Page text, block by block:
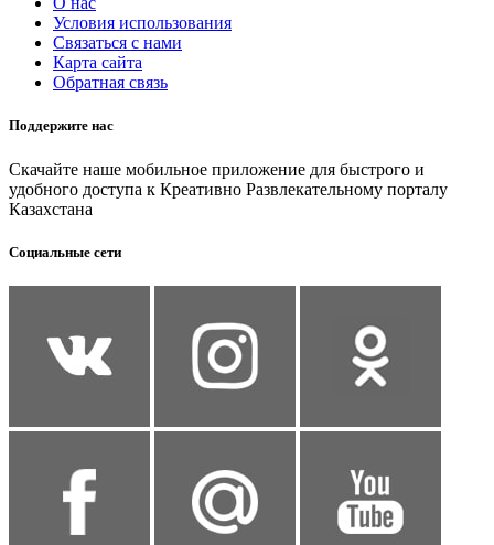
Условия использования
Связаться с нами
Карта сайта
Обратная связь
Поддержите нас
Скачайте наше мобильное приложение для быстрого и
удобного доступа к Креативно Развлекательному порталу
Казахстана
Социальные сети